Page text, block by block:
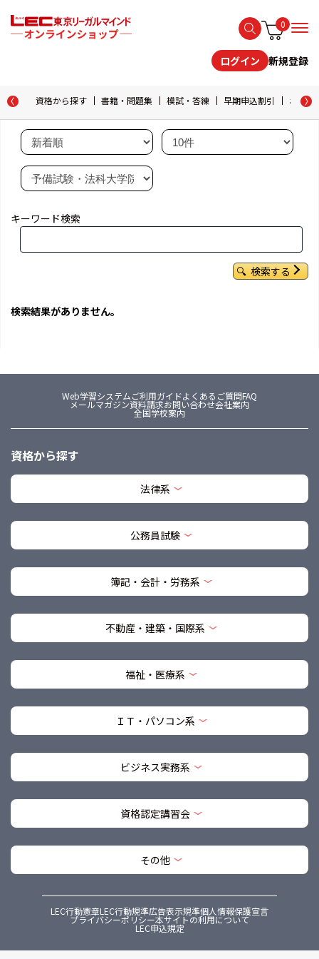
0
ログイン 新規登録
資格から探す 書籍・問題集 模試・答練 早期申込割引 おため
キーワード検索
検索する
検索結果がありません。
Web学習システムご利用ガイドよくあるご質問FAQ
メールマガジン資料請求お問い合わせ会社案内
全国学校案内
資格から探す
法律系
公務員試験
簿記・会計・労務系
不動産・建築・国際系
福祉・医療系
ＩＴ・パソコン系
ビジネス実務系
資格認定講習会
その他
LEC行動憲章LEC行動規準広告表示規準個人情報保護宣言
プライバシーポリシー本サイトの利用について
LEC申込規定